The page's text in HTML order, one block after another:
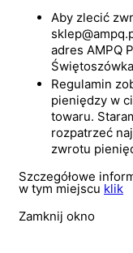
Aby zlecić
adres AMPQ
Regulamin
pieniędzy w
towaru.
rozpatrzeć
zwrotu
Szczegółowe
w tym miejscu klik
Zamknij okno